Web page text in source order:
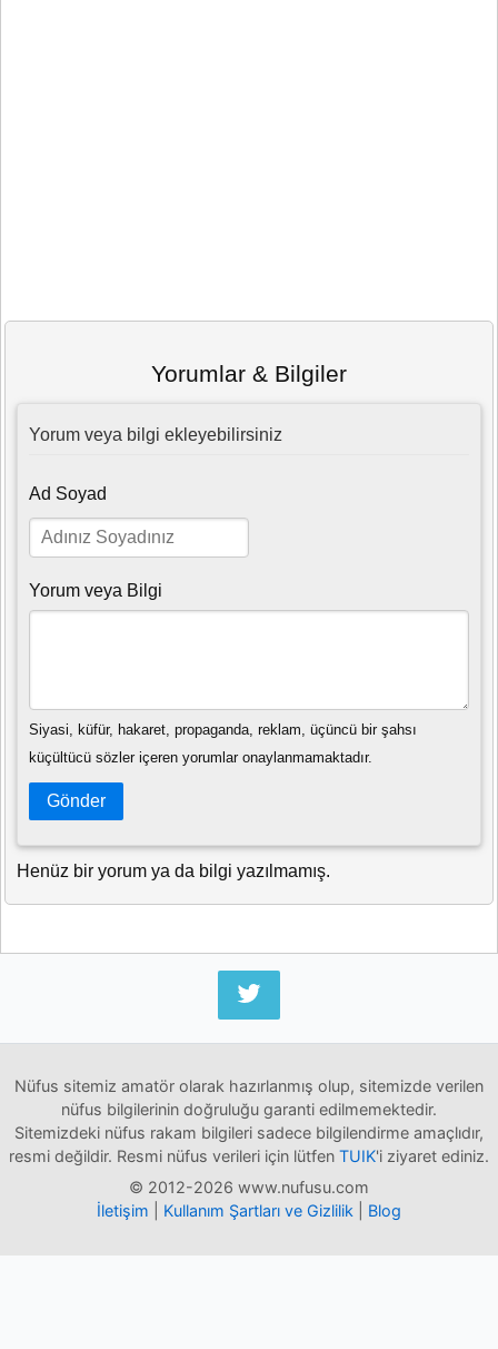
Yorumlar & Bilgiler
Yorum veya bilgi ekleyebilirsiniz
Ad Soyad
Yorum veya Bilgi
Siyasi, küfür, hakaret, propaganda, reklam, üçüncü bir şahsı
küçültücü sözler içeren yorumlar onaylanmamaktadır.
Gönder
Henüz bir yorum ya da bilgi yazılmamış.
Nüfus sitemiz amatör olarak hazırlanmış olup, sitemizde verilen
nüfus bilgilerinin doğruluğu garanti edilmemektedir.
Sitemizdeki nüfus rakam bilgileri sadece bilgilendirme amaçlıdır,
resmi değildir. Resmi nüfus verileri için lütfen TUIK'i ziyaret ediniz.
© 2012-2026 www.nufusu.com
İletişim
Kullanım Şartları ve Gizlilik Blog